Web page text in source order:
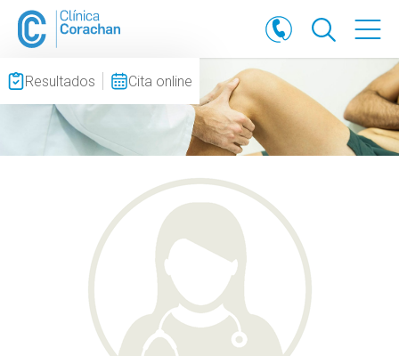
Resultados Cita online